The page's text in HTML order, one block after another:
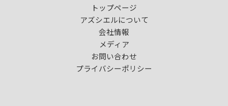
トップページ
アズシエルについて
会社情報
メディア
お問い合わせ
プライバシーポリシー